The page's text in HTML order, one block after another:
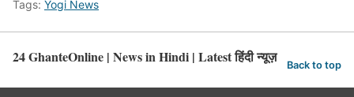
Tags: Yogi News
24 GhanteOnline | News in Hindi | Latest हिंदी न्यूज़ Back to top